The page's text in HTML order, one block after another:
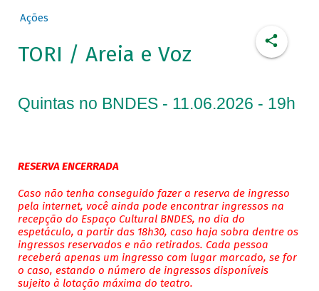
Ações
TORI / Areia e Voz
Quintas no BNDES - 11.06.2026 - 19h
RESERVA ENCERRADA
Caso não tenha conseguido fazer a reserva de ingresso
pela internet, você ainda pode encontrar ingressos na
recepção do Espaço Cultural BNDES, no dia do
espetáculo, a partir das 18h30, caso haja sobra dentre os
ingressos reservados e não retirados. Cada pessoa
receberá apenas um ingresso com lugar marcado, se for
o caso, estando o número de ingressos disponíveis
sujeito à lotação máxima do teatro.